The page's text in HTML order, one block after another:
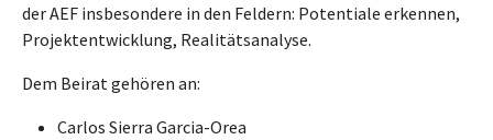
der AEF insbesondere in den Feldern: Potentiale erkennen,
Projektentwicklung, Realitätsanalyse.
Dem Beirat gehören an:
Carlos Sierra Garcia-Orea